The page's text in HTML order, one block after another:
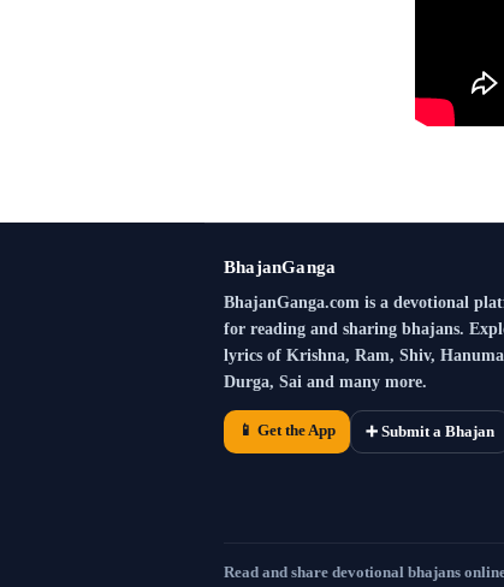
BhajanGanga
BhajanGanga.com is a devotional
for reading and sharing bhajans.
lyrics of Krishna, Ram, Shiv,
Durga, Sai and many more.
📱 Get the App ➕ Submit a Bhajan
Read and share devotional bhajans